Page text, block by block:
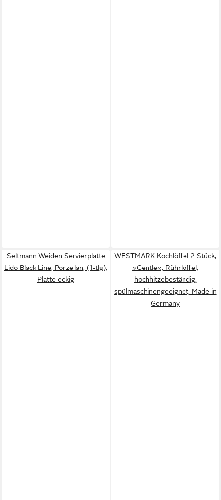
Seltmann Weiden Servierplatte
Lido Black Line, Porzellan, (1-tlg),
Platte eckig
WESTMARK Kochlöffel 2 Stück,
»Gentle«, Rührlöffel,
hochhitzebeständig,
spülmaschinengeeignet, Made in
Germany